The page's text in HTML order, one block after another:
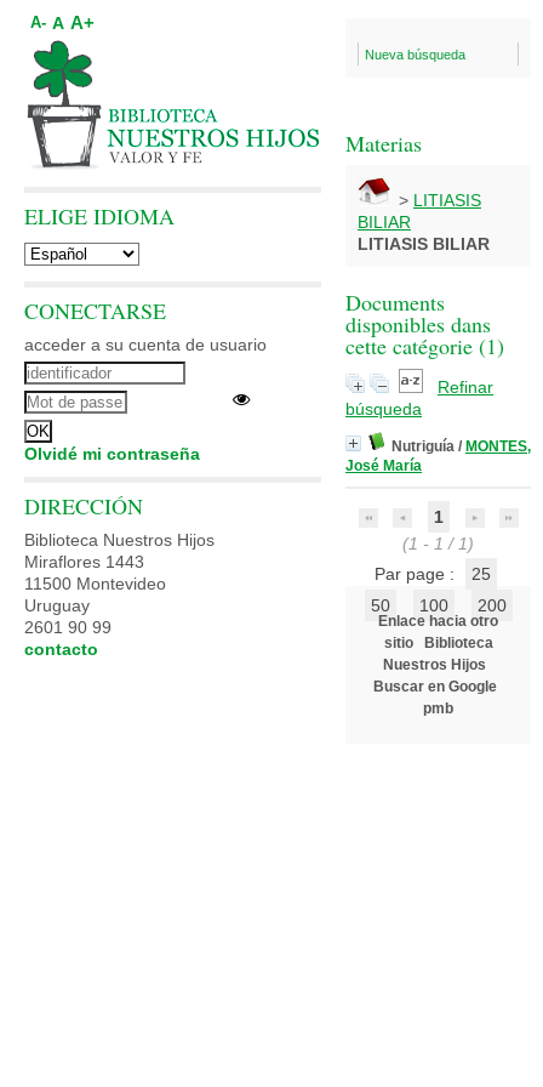
Nueva búsqueda
Materias
> LITIASIS
BILIAR
LITIASIS BILIAR
Documents
disponibles dans
cette catégorie (1)
Refinar
búsqueda
Nutriguía / MONTES,
José María
1
(1 - 1 / 1)
Par page :
25
50
100 200
Enlace hacia otro
sitio
Biblioteca
Nuestros Hijos
Buscar en Google
pmb
A- A A+
ELIGE IDIOMA
CONECTARSE
acceder a su cuenta de usuario
Olvidé mi contraseña
DIRECCIÓN
Biblioteca Nuestros Hijos
Miraflores 1443
11500 Montevideo
Uruguay
2601 90 99
contacto